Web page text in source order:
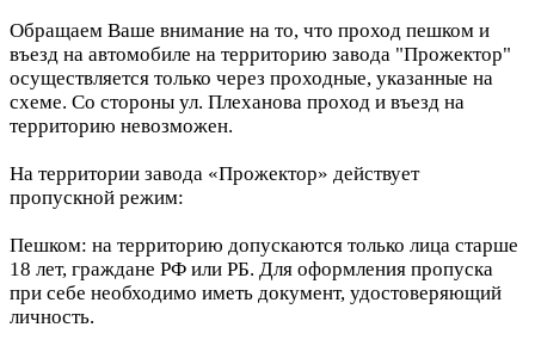
Обращаем Ваше внимание на то, что проход пешком и
въезд на автомобиле на территорию завода "Прожектор"
осуществляется только через проходные, указанные на
схеме. Со стороны ул. Плеханова проход и въезд на
территорию невозможен.
На территории завода «Прожектор» действует
пропускной режим:
Пешком: на территорию допускаются только лица старше
18 лет, граждане РФ или РБ. Для оформления пропуска
при себе необходимо иметь документ, удостоверяющий
личность.